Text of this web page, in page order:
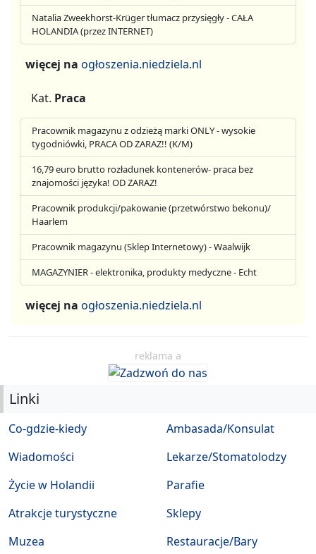
Natalia Zweekhorst-Krüger tłumacz przysięgły - CAŁA
HOLANDIA (przez INTERNET)
więcej na ogłoszenia.niedziela.nl
Kat. Praca
Pracownik magazynu z odzieżą marki ONLY - wysokie
tygodniówki, PRACA OD ZARAZ!! (K/M)
16,79 euro brutto rozładunek kontenerów- praca bez
znajomości języka! OD ZARAZ!
Pracownik produkcji/pakowanie (przetwórstwo bekonu)/
Haarlem
Pracownik magazynu (Sklep Internetowy) - Waalwijk
MAGAZYNIER - elektronika, produkty medyczne - Echt
więcej na ogłoszenia.niedziela.nl
reklama a
Linki
Co-gdzie-kiedy
Wiadomości
Życie w Holandii
Atrakcje turystyczne
Muzea
Ambasada/Konsulat
Lekarze/Stomatolodzy
Parafie
Sklepy
Restauracje/Bary